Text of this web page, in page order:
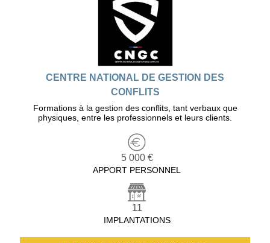
CENTRE NATIONAL DE GESTION DES
CONFLITS
Formations à la gestion des conflits, tant verbaux que
physiques, entre les professionnels et leurs clients.
5 000 €
APPORT PERSONNEL
11
IMPLANTATIONS